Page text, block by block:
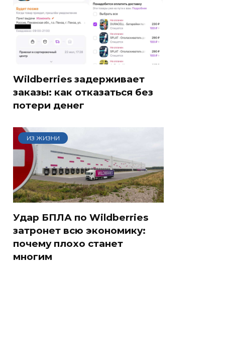
Wildberries задерживает
заказы: как отказаться без
потери денег
ИЗ ЖИЗНИ
Удар БПЛА по Wildberries
затронет всю экономику:
почему плохо станет
многим